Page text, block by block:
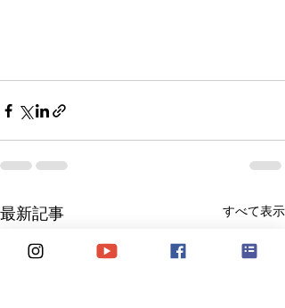
最新記事 すべて表示